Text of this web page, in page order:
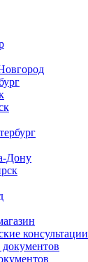
Дону
консультации